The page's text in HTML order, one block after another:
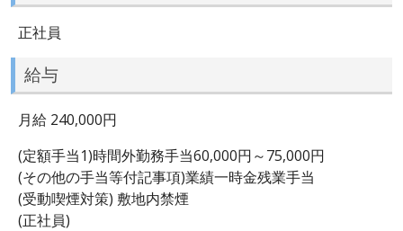
正社員
給与
月給 240,000円
(定額手当1)時間外勤務手当60,000円～75,000円
(その他の手当等付記事項)業績一時金残業手当
(受動喫煙対策) 敷地内禁煙
(正社員)